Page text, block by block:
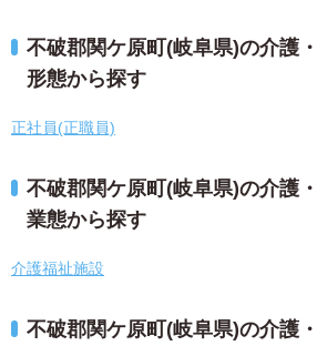
不破郡関ケ原町(岐阜県)の介護
形態から探す
正社員(正職員)
不破郡関ケ原町(岐阜県)の介護
業態から探す
介護福祉施設
不破郡関ケ原町(岐阜県)の介護